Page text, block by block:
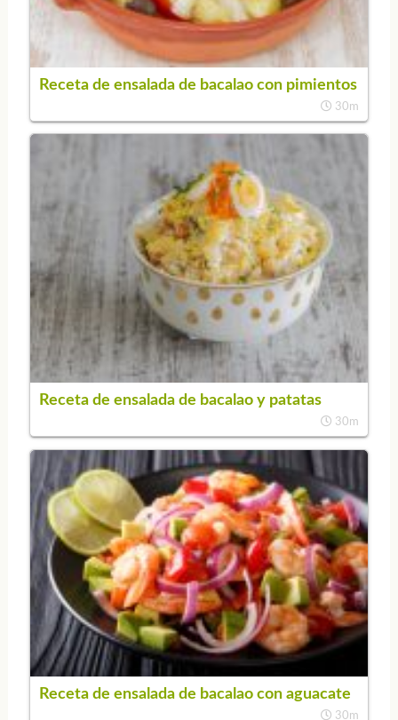
Receta de ensalada de bacalao con pimientos
30m
Receta de ensalada de bacalao y patatas
30m
Receta de ensalada de bacalao con aguacate
30m